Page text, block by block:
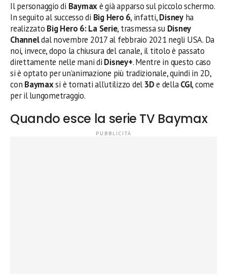
Il personaggio di Baymaxè già apparso sul piccolo schermo.
In seguito al successo di Big Hero 6, infatti,Disneyha
realizzato Big Hero 6: La Serie, trasmessa su Disney
Channeldal novembre 2017 al febbraio 2021 negli USA. Da
noi, invece, dopo la chiusura del canale, il titolo è passato
direttamente nelle mani di Disney+. Mentre in questo caso
si è optato per un’animazione più tradizionale, quindi in 2D,
con Baymaxsi è tornati all’utilizzo del 3De dellaCGI, come
per il lungometraggio.
Quando esce la serie TV Baymax